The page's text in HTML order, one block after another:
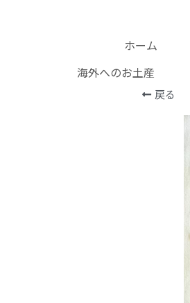
ホーム
海外へのお土産
戻る